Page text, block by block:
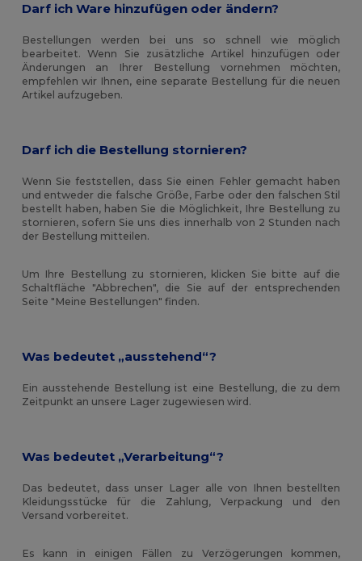
Darf ich Ware hinzufügen oder ändern?
Bestellungen werden bei uns so schnell wie möglich
bearbeitet. Wenn Sie zusätzliche Artikel hinzufügen oder
Änderungen an Ihrer Bestellung vornehmen möchten,
empfehlen wir Ihnen, eine separate Bestellung für die neuen
Artikel aufzugeben.
Darf ich die Bestellung stornieren?
Wenn Sie feststellen, dass Sie einen Fehler gemacht haben
und entweder die falsche Größe, Farbe oder den falschen Stil
bestellt haben, haben Sie die Möglichkeit, Ihre Bestellung zu
stornieren, sofern Sie uns dies innerhalb von 2 Stunden nach
der Bestellung mitteilen.
Um Ihre Bestellung zu stornieren, klicken Sie bitte auf die
Schaltfläche "Abbrechen", die Sie auf der entsprechenden
Seite "Meine Bestellungen" finden.
Was bedeutet „ausstehend“?
Ein ausstehende Bestellung ist eine Bestellung, die zu dem
Zeitpunkt an unsere Lager zugewiesen wird.
Was bedeutet „Verarbeitung“?
Das bedeutet, dass unser Lager alle von Ihnen bestellten
Kleidungsstücke für die Zahlung, Verpackung und den
Versand vorbereitet.
Es kann in einigen Fällen zu Verzögerungen kommen,